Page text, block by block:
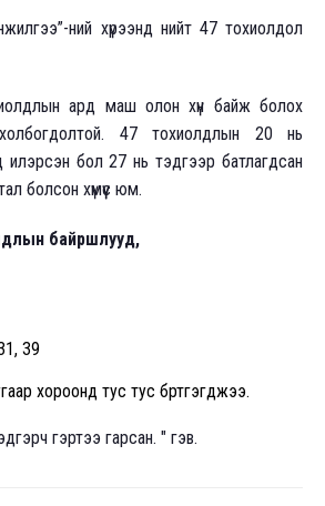
ний хүрээнд нийт 47 тохиолдол
ард маш олон хүн байж болох
47 тохиолдлын 20 нь
илэрсэн бол 27 нь тэдгээр батлагдсан
болсон хүмүүс юм.
байршлууд,
39
хороонд тус тус бүртгэгджээ.
эдгэрч гэртээ гарсан. " гэв.